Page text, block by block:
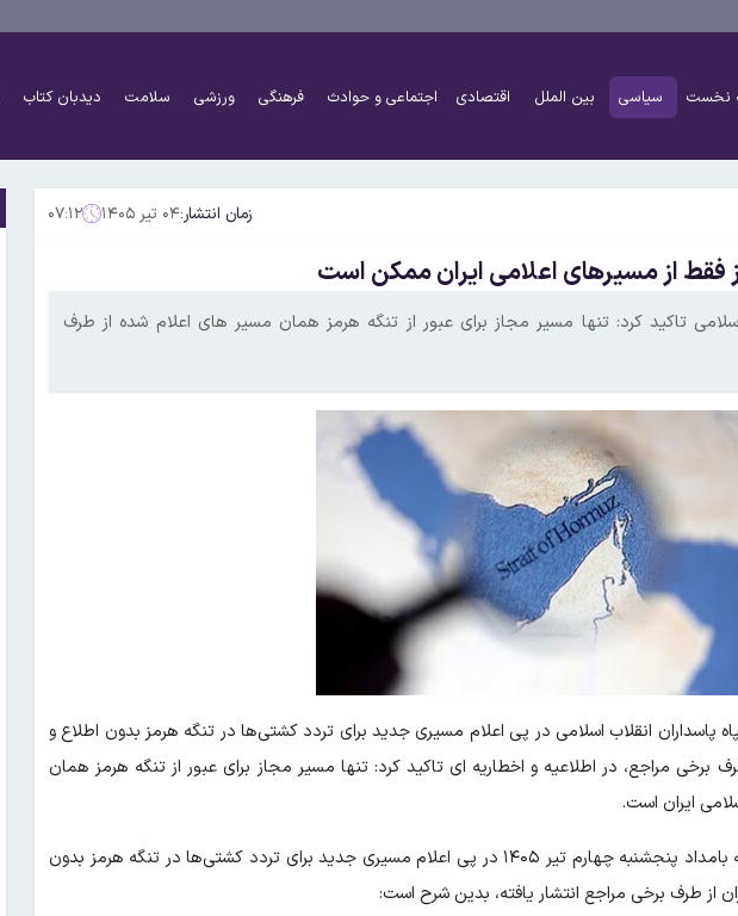
نخست سیاسی بین الملل اقتصادی اجتماعی و حوادث فرهنگی ورزشی سلامت دیدبان کتاب
زمان انتشار:۰۴ تیر ۱۴۰۵ ۰۷:۱۲
فقط از مسیرهای اعلامی ایران ممکن است
اسلامی تاکید کرد: تنها مسیر مجاز برای عبور از تنگه هرمز همان مسیر های اعلام شده از طرف
پاسداران انقلاب اسلامی در پی اعلام مسیری جدید برای تردد کشتی‌ها در تنگه هرمز بدون اطلاع و
برخی مراجع، در اطلاعیه و اخطاریه ای تاکید کرد: تنها مسیر مجاز برای عبور از تنگه هرمز همان
ایران است.
اطلاعیه و اخطاریه نیروی دریایی سپاه که بامداد پنجشنبه چهارم تیر ۱۴۰۵ در پی اعلام مسیری جدید برای تردد کشتی‌ها در تنگه هرمز بدون
از طرف برخی مراجع انتشار یافته، بدین شرح است: